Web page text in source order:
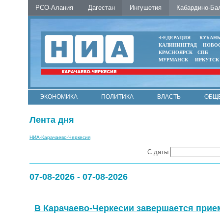
РСО-Алания Дагестан Ингушетия Кабардино-
ФЕДЕРАЦИЯ
КУБАНЬ
КАЛИНИНГРАД
КРАСНОЯРСК
СПБ
МУРМАНСК
ИРКУТСК
ЭКОНОМИКА ПОЛИТИКА ВЛАСТЬ
Лента дня
НИА-Карачаево-Черкесия
С даты
07-08-2026 - 07-08-2026
В Карачаево-Черкесии завершается